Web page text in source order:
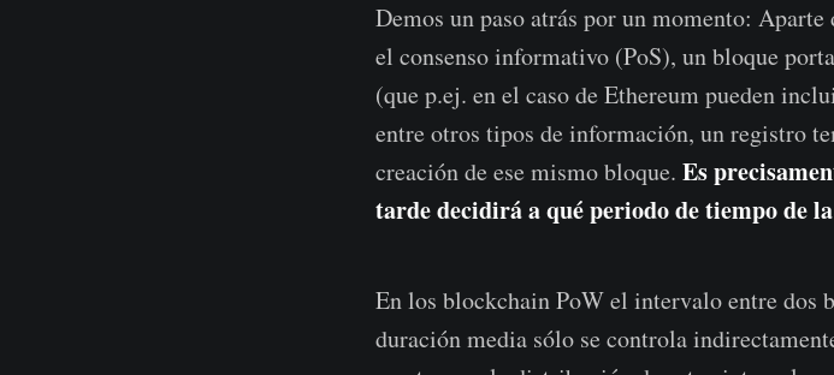
Demos un paso atrás por un momento:
el consenso informativo (PoS), un bloque
(que p.ej. en el caso de Ethereum pueden
entre otros tipos de información, un registro
creación de ese mismo bloque. Es
tarde decidirá a qué periodo de tiempo de
En los blockchain PoW el intervalo entre dos
duración media sólo se controla